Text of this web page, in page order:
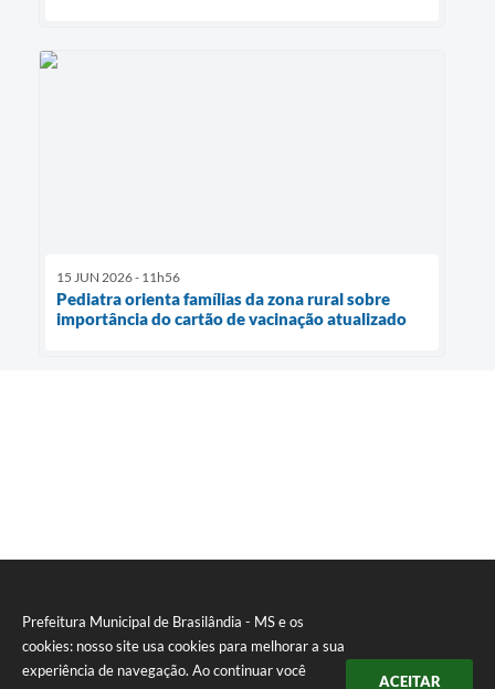
Prefeitura Municipal de Brasilândia - MS e os
cookies: nosso site usa cookies para melhorar a sua
experiência de navegação. Ao continuar você
ACEITAR
15 JUN 2026 - 11h56
Pediatra orienta famílias da zona rural sobre
importância do cartão de vacinação atualizado